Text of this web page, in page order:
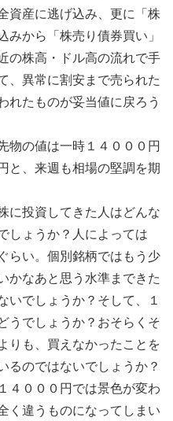
資産に逃げ込み、更に「株
みから「株売り債券買い」
の株高・ドル高の流れで手
、異常に割安まで売られた
れたものが妥当値に戻ろう
物の値は一時１４０００円
と、来週も相場の堅調を期
に投資してきた人はどんな
しょうか？人によっては
らい。個別銘柄ではもう少
かなあと思う水準まできた
いでしょうか？そして、１
うでしょうか？おそらくそ
りも、買えなかったことを
るのではないでしょうか？
４０００円では景色が変わ
く違うものになってしまい